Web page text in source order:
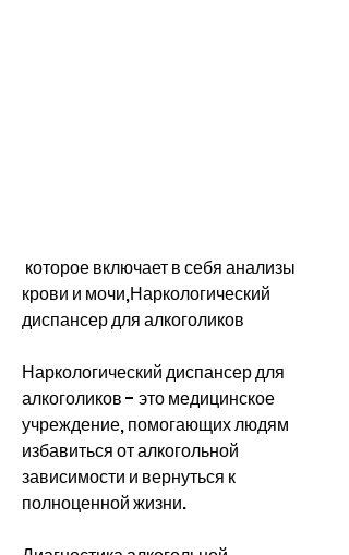
крови и мочи,Наркологический
диспансер для алкоголиков
Наркологический диспансер для
алкоголиков - это медицинское
учреждение, помогающих людям
избавиться от алкогольной
зависимости и вернуться к
полноценной жизни.